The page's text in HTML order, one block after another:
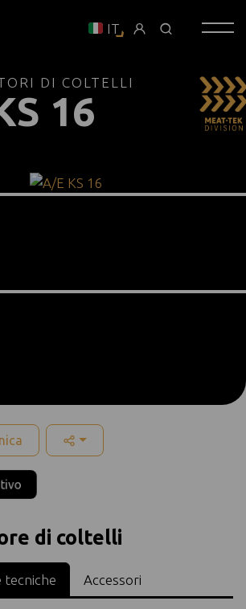
IT
DI COLTELLI
16
di coltelli
tecniche Accessori